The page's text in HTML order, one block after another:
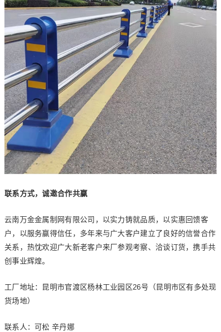
联系方式，诚邀合作共赢
云南万金金属制网有限公司，以实力铸就品质，以实惠回馈客
户，以服务赢得信任，多年来与广大客户建立了良好的信誉合作
关系，热忱欢迎广大新老客户来厂参观考察、洽谈订货，携手共
创事业辉煌。
工厂地址：昆明市官渡区杨林工业园区26号（昆明市区有多处现
货场地）
联系人：可松 辛丹娜